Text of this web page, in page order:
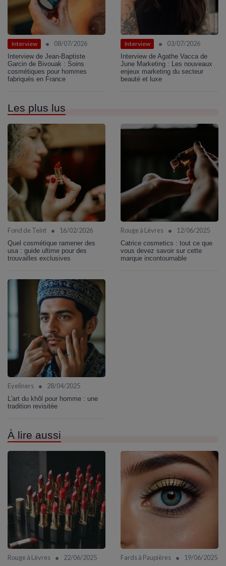
Interview • 08/07/2026
Interview de Jean-Baptiste
Garcin de Bivouak : Soins
cosmétiques pour hommes
fabriqués en France
Interview • 03/07/2026
Interview de Agathe Vacca de
June Marketing : Les nouveaux
enjeux marketing du secteur
beauté et luxe
Les plus lus
Fond de Teint • 16/02/2026
Quel cosmétique ramener des
usa : guide ultime pour des
trouvailles exclusives
Rouge à Lèvres • 12/06/2025
Catrice cosmetics : tout ce que
vous devez savoir sur cette
marque incontournable
Eyeliners • 28/04/2025
L'art du khôl pour homme : une
tradition revisitée
À lire aussi
Rouge à Lèvres • 22/06/2025 Fards à Paupières • 19/06/2025